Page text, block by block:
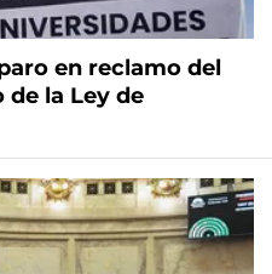
en reclamo del
la Ley de